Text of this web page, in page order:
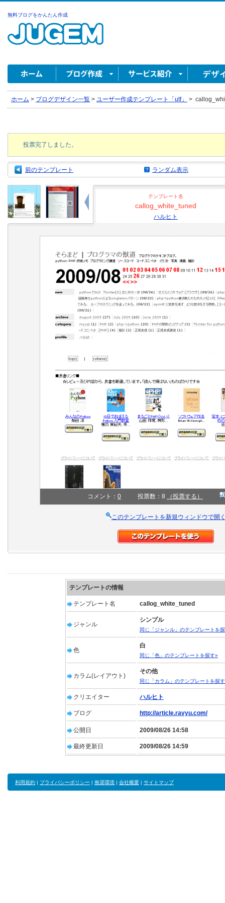
無料ブログをかんたん作成
ホーム > ブログデザイン一覧 > ユーザー作成テンプレート「utf」 >
投票完了しました。
前のテンプレート ランダム表示
テンプレート名
callog_white_tuned
ハルヒト
コメント： 0 投票数：8 （投票する）
このテンプレートを新規ウィンドウで開
テンプレートの情報
テンプレート名 callog_white_tuned
ジャンル
シンプル
同じ「ジャンル」のテンプレートを
色
白
同じ「色」のテンプレートを探す»
カラム(レイアウト)
その他
同じ「カラム」のテンプレートを探
クリエイター ハルヒト
ブログ http://article.ravyu.com/
公開日 2009/08/26 14:58
最終更新日 2009/08/26 14:59
利用規約 | プライバシーポリシー | 推奨環境 | 会社概要 | サイトマップ